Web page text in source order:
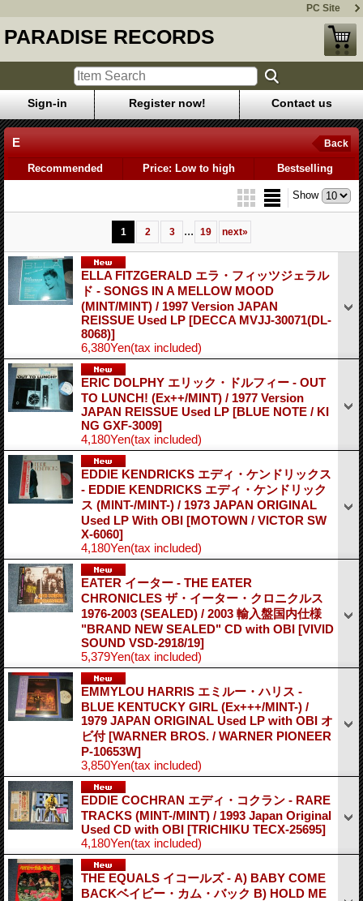
PC Site
PARADISE RECORDS
Sign-in Register now! Contact us
E Back
Recommended Price: Low to high Bestselling
Show
1 2 3 ... 19 next»
ELLA FITZGERALD エラ・フィッツジェラル
ド - SONGS IN A MELLOW MOOD
(MINT/MINT) / 1997 Version JAPAN
REISSUE Used LP [DECCA MVJJ-30071(DL-
8068)]
6,380Yen(tax included)
ERIC DOLPHY エリック・ドルフィー - OUT
TO LUNCH! (Ex++/MINT) / 1977 Version
JAPAN REISSUE Used LP [BLUE NOTE / KI
NG GXF-3009]
4,180Yen(tax included)
EDDIE KENDRICKS エディ・ケンドリックス
- EDDIE KENDRICKS エディ・ケンドリック
ス (MINT-/MINT-) / 1973 JAPAN ORIGINAL
Used LP With OBI [MOTOWN / VICTOR SW
X-6060]
4,180Yen(tax included)
EATER イーター - THE EATER
CHRONICLES ザ・イーター・クロニクルス
1976-2003 (SEALED) / 2003 輸入盤国内仕様
"BRAND NEW SEALED" CD with OBI [VIVID
SOUND VSD-2918/19]
5,379Yen(tax included)
EMMYLOU HARRIS エミルー・ハリス -
BLUE KENTUCKY GIRL (Ex+++/MINT-) /
1979 JAPAN ORIGINAL Used LP with OBI オ
ビ付[WARNER BROS. / WARNER PIONEER
P-10653W]
3,850Yen(tax included)
EDDIE COCHRAN エディ・コクラン - RARE
TRACKS (MINT-/MINT) / 1993 Japan Original
Used CD with OBI [TRICHIKU TECX-25695]
4,180Yen(tax included)
THE EQUALS イコールズ - A) BABY COME
BACKベイビー・カム・バック B) HOLD ME